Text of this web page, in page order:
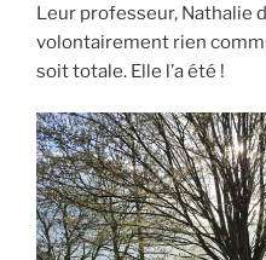
Leur professeur, Nathalie
volontairement rien
soit totale. Elle l’a été !